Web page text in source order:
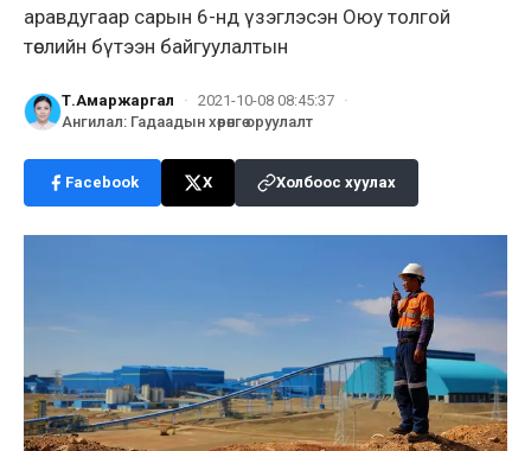
аравдугаар сарын 6-нд үзэглэсэн Оюу толгой
төслийн бүтээн байгуулалтын
Т.Амаржаргал · 2021-10-08 08:45:37 ·
Ангилал: Гадаадын хөрөнгө оруулалт
Facebook X Холбоос хуулах